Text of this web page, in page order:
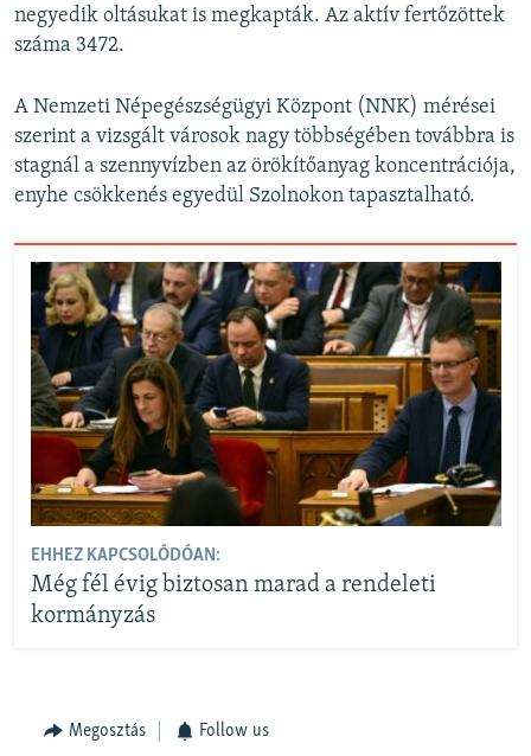
negyedik oltásukat is megkapták. Az aktív fertőzöttek
száma 3472.
A Nemzeti Népegészségügyi Központ (NNK) mérései
szerint a vizsgált városok nagy többségében továbbra is
stagnál a szennyvízben az örökítőanyag koncentrációja,
enyhe csökkenés egyedül Szolnokon tapasztalható.
EHHEZ KAPCSOLÓDÓAN:
Még fél évig biztosan marad a rendeleti
kormányzás
Megosztás Follow us